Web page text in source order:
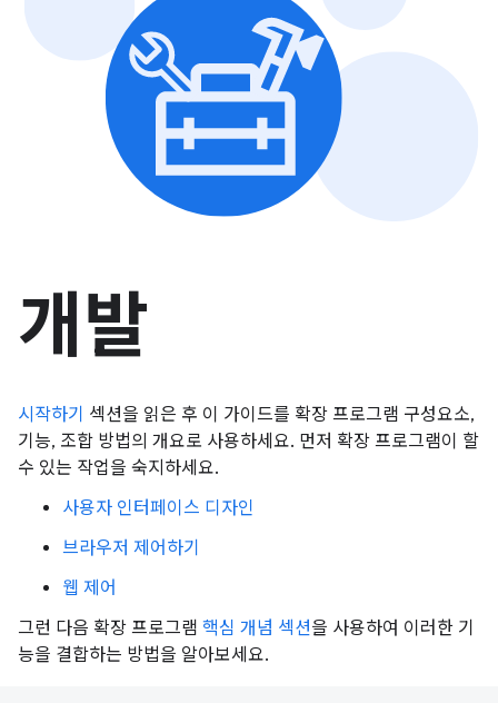
개발
시작하기 섹션을 읽은 후 이 가이드를 확장 프로그램 구성요소,
기능, 조합 방법의 개요로 사용하세요. 먼저 확장 프로그램이 할
수 있는 작업을 숙지하세요.
사용자 인터페이스 디자인
브라우저 제어하기
웹 제어
그런 다음 확장 프로그램 핵심 개념 섹션을 사용하여 이러한 기
능을 결합하는 방법을 알아보세요.